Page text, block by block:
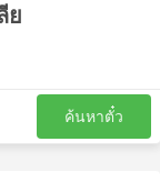
ระยะสั้นในบาง
มื่อเทียบกับการ
อดีและข้อ
ย
ค้นหาตั๋ว